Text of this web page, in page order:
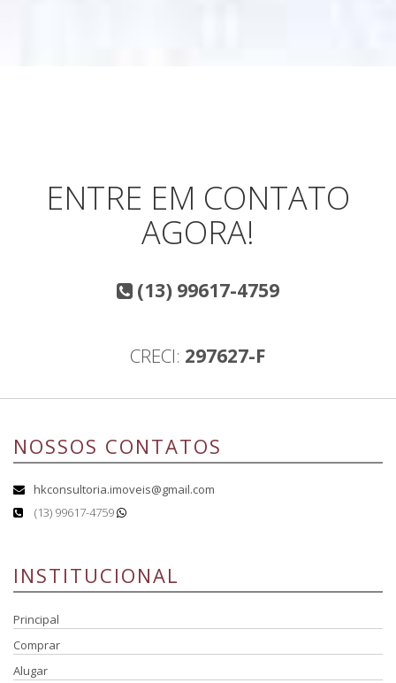
ENTRE EM CONTATO
AGORA!
(13) 99617-4759
CRECI: 297627-F
NOSSOS CONTATOS
hkconsultoria.imoveis@gmail.com
(13) 99617-4759
INSTITUCIONAL
Principal
Comprar
Alugar